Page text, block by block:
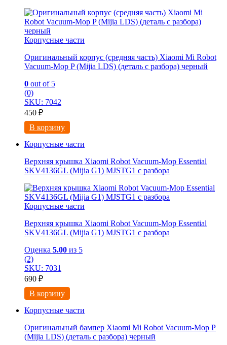
Корпусные части
Оригинальный корпус (средняя часть) Xiaomi Mi Robot
Vacuum-Mop P (Mijia LDS) (деталь с разбора) черный
0 out of 5
(0)
SKU: 7042
450 ₽
В корзину
Корпусные части
Верхняя крышка Xiaomi Robot Vacuum-Mop Essential
SKV4136GL (Mijia G1) MJSTG1 с разбора
Корпусные части
Верхняя крышка Xiaomi Robot Vacuum-Mop Essential
SKV4136GL (Mijia G1) MJSTG1 с разбора
Оценка 5.00 из 5
(2)
SKU: 7031
690 ₽
В корзину
Корпусные части
Оригинальный бампер Xiaomi Mi Robot Vacuum-Mop P
(Mijia LDS) (деталь с разбора) черный